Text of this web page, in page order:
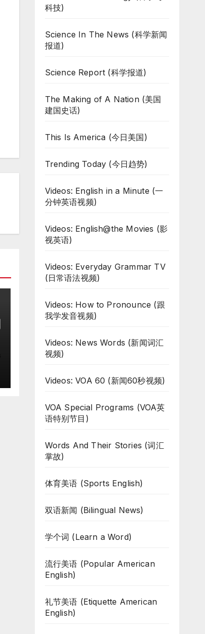
科技)
Science In The News (科学新闻
报道)
Science Report (科学报道)
The Making of A Nation (美国
建国史话)
This Is America (今日美国)
Trending Today (今日趋势)
Videos: English in a Minute (一
分钟英语视频)
Videos: English@the Movies (影
视英语)
Videos: Everyday Grammar TV
(日常语法视频)
Videos: How to Pronounce (跟
我学发音视频)
Videos: News Words (新闻词汇
视频)
Videos: VOA 60 (新闻60秒视频)
VOA Special Programs (VOA英
语特别节目)
Words And Their Stories (词汇
掌故)
体育美语 (Sports English)
双语新闻 (Bilingual News)
学个词 (Learn a Word)
流行美语 (Popular American
English)
礼节美语 (Etiquette American
English)